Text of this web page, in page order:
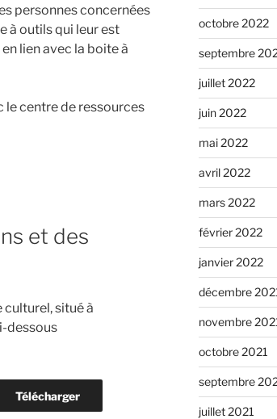
personnes concernées
à outils qui leur est
lien avec la boite à
le centre de ressources
et des
culturel, situé à
dessous
Télécharger
octobre 2022
septembre
juillet 2022
juin 2022
mai 2022
avril 2022
mars 2022
février 2022
janvier 2022
décembre
novembre
octobre 2021
septembre
juillet 2021